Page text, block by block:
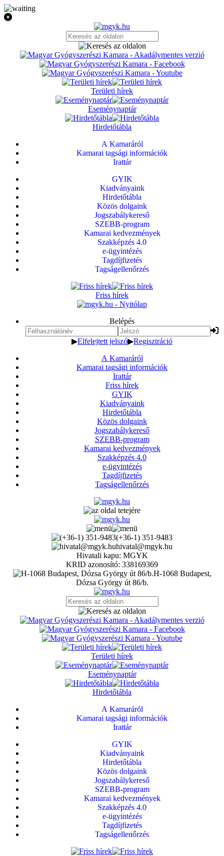
Területi hírek
Eseménynaptár
Hirdetőtábla
A Kamaráról
Kamarai tagsági információk
Irattár
GYIK
Kiadványaink
Hirdetőtábla
Közös dolgaink
Jogszabálykereső
SZEBB-program
Kamarai kedvezmények
Szakképzés 4.0
e-ügyintézés
Tagdíjfizetés
Tagságellenőrzés
Friss hírek
Belépés
▶Elfelejtett jelszó▶Regisztráció
A Kamaráról
Kamarai tagsági információk
Irattár
Friss hírek
GYIK
Kiadványaink
Hirdetőtábla
Közös dolgaink
Jogszabálykereső
SZEBB-program
Kamarai kedvezmények
Szakképzés 4.0
e-ügyintézés
Tagdíjfizetés
Tagságellenőrzés
(+36-1) 351-9483
hivatal@mgyk.hu
Hivatali kapu: MGYK
KRID azonosító: 338169369
H-1068 Budapest,
Dózsa György út 86/b.
Területi hírek
Eseménynaptár
Hirdetőtábla
A Kamaráról
Kamarai tagsági információk
Irattár
GYIK
Kiadványaink
Hirdetőtábla
Közös dolgaink
Jogszabálykereső
SZEBB-program
Kamarai kedvezmények
Szakképzés 4.0
e-ügyintézés
Tagdíjfizetés
Tagságellenőrzés